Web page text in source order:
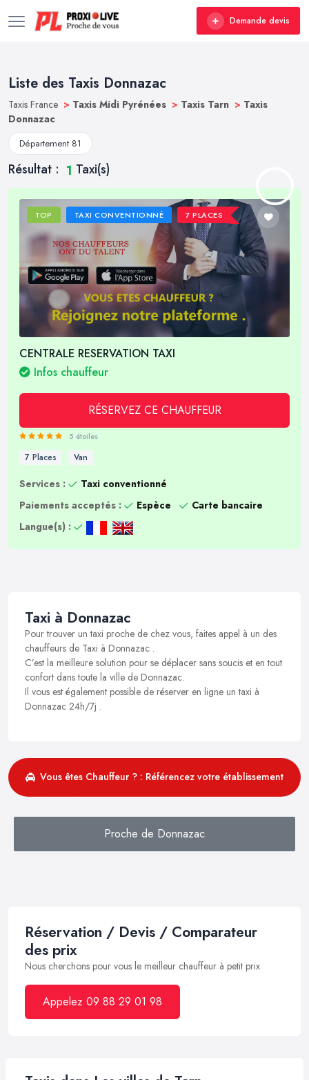
Demande devis
Liste des Taxis Donnazac
Taxis France > Taxis Midi Pyrénées > Taxis Tarn > Taxis
Donnazac
Département 81
Résultat : 1 Taxi(s)
TOP TAXI CONVENTIONNÉ 7 PLACES
CENTRALE RESERVATION TAXI
Infos chauffeur
RÉSERVEZ CE CHAUFFEUR
5 étoiles
7 Places Van
Services :
Taxi conventionné
Paiements acceptés :
Espèce
Carte bancaire
Langue(s) :
Taxi à Donnazac
Pour trouver un taxi proche de chez vous, faites appel à un des
chauffeurs de Taxi à Donnazac .
C’est la meilleure solution pour se déplacer sans soucis et en tout
confort dans toute la ville de Donnazac.
Il vous est également possible de réserver en ligne un taxi à
Donnazac 24h/7j .
Vous êtes Chauffeur ? : Référencez votre établissement
Proche de Donnazac
Réservation / Devis / Comparateur
des prix
Nous cherchons pour vous le meilleur chauffeur à petit prix
Appelez 09 88 29 01 98